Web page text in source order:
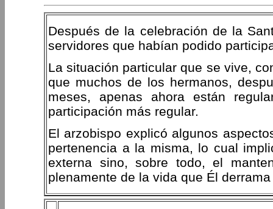
Después de la celebración de la
servidores que habían podido
La situación particular que se vive,
que muchos de los hermanos,
meses, apenas ahora están
participación más regular.
El arzobispo explicó algunos
pertenencia a la misma, lo cual
externa sino, sobre todo, el
plenamente de la vida que Él